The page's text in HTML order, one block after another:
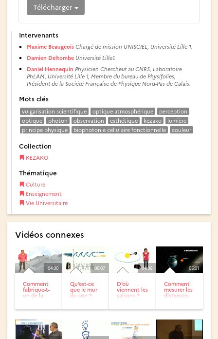
Télécharger
Intervenants
Maxime Beaugeois Chargé de mission UNISCIEL, Université Lille 1.
Damien Deltombe Université Lille1.
Daniel Hennequin Physicien Chercheur au CNRS, Laboratoire
PhLAM, Université Lille 1, Membre du bureau de Physifolies,
Président de la Société Française de Physique Nord-Pas de Calais.
Mots clés
vulgarisation scientifique optique atmosphérique
perception
optique
photon observation esthétique kezako
lumière
principe physique
biophotonie cellulaire fonctionnelle couleur
Collection
KEZAKO
Thématique
Culture
Enseignement
Vie Universitaire
Vidéos connexes
04:30
Comment
fabrique-t-
on de la
06:07
Qu’est-ce
que le mur
du son ?
04:36
D’où
viennent les
saisons ?
05:01
Comment
mesurer les
distances